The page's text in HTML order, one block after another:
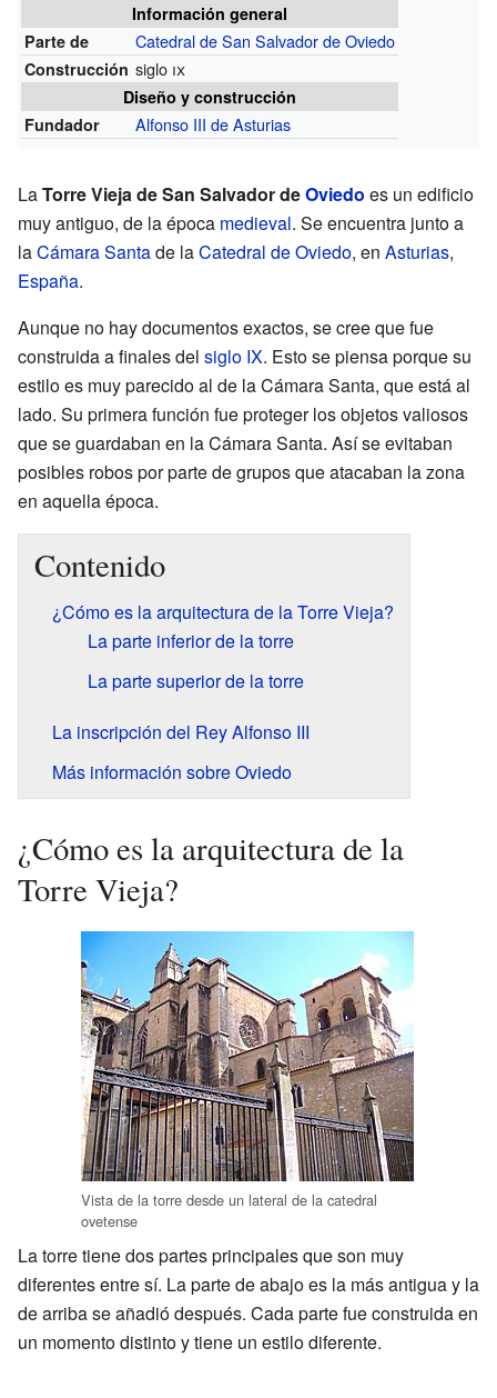
Información general
Parte de
Catedral de San Salvador de Oviedo
Construcción siglo ix
Diseño y construcción
Fundador
Alfonso III de Asturias
LaTorre Vieja de San Salvador deOviedo es un edificio
muy antiguo, de la época medieval. Se encuentra junto a
laCámara Santade laCatedral de Oviedo, en Asturias,
España.
Aunque no hay documentos exactos, se cree que fue
construida a finales del siglo IX. Esto se piensa porque su
estilo es muy parecido al de la Cámara Santa, que está al
lado. Su primera función fue proteger los objetos valiosos
que se guardaban en la Cámara Santa. Así se evitaban
posibles robos por parte de grupos que atacaban la zona
en aquella época.
Contenido
¿Cómo es la arquitectura de la Torre Vieja?
La parte inferior de la torre
La parte superior de la torre
La inscripción del Rey Alfonso III
Más información sobre Oviedo
¿Cómo es la arquitectura de la
Torre Vieja?
Vista de la torre desde un lateral de la catedral
ovetense
La torre tiene dos partes principales que son muy
diferentes entre sí. La parte de abajo es la más antigua y la
de arriba se añadió después. Cada parte fue construida en
un momento distinto y tiene un estilo diferente.